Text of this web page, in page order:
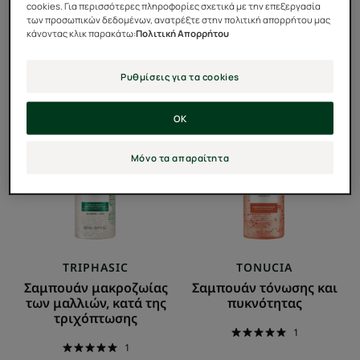
73 αποτελέσματα "ΟΛΑ ΤΑ ΠΡΟΪΟΝΤΑ
ΠΕΡΙΠΟΙΗΣΗΣ ΜΑΛΛΙΩΝ"
Σαμπουάν
των
μαλλιών,
της
τριχόπτωσης
TRIPHASIC
Σαμπουάν μακροζωίας
των μαλλιών, κατά της
τριχόπτωσης
1
Σαμπουάν
και
TONUCIA
Σαμπουάν τόνωσης και
πυκνότητας
1
cookies. Για περισσότερες πληροφορίες σχετικά με την επεξεργασία
των προσωπικών δεδομένων, ανατρέξτε στην πολιτική απορρήτου μας
κάνοντας κλικ παρακάτω:Πολιτική Απορρήτου
Ρυθμίσεις για τα cookies
Μόνο τα απαραίτητα
OK